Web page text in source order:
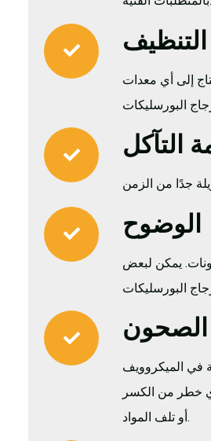
إلى أي معدات
التآكل
الوضوح
يمكن لبعض
في الميكروويف
خطر من الكسر
أو تلف المواد.